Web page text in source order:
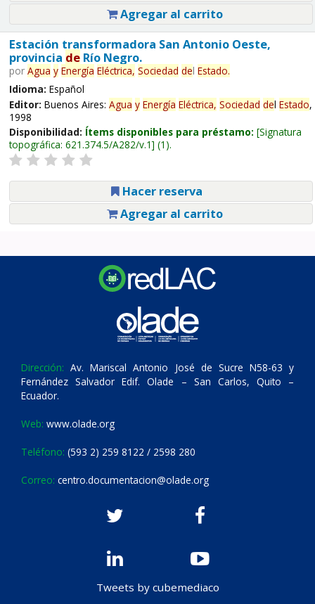
Agregar al carrito
Estación transformadora San Antonio Oeste,
provincia deRío Negro.
por Agua y Energía Eléctrica, Sociedad del Estado.
Idioma: Español
Editor: Buenos Aires: Agua y Energía Eléctrica, Sociedad del Estado,
1998
Disponibilidad: Ítems disponibles para préstamo: Signatura
topográfica: 621.374.5/A282/v.1 (1).
Hacer reserva
Agregar al carrito
Dirección: Av. Mariscal Antonio José de Sucre N58-63 y
Fernández Salvador Edif. Olade – San Carlos, Quito –
Ecuador.
Web: www.olade.org
Teléfono: (593 2) 259 8122 / 2598 280
Correo: centro.documentacion@olade.org
Tweets by cubemediaco